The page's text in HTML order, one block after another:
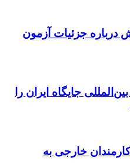
جزئیات آزمون
جایگاه ایران را
خارجی به